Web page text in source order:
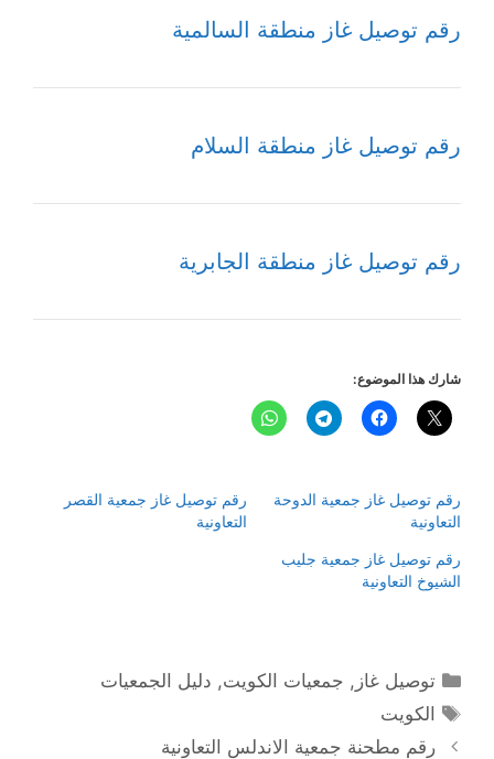
رقم توصيل غاز منطقة السالمية
رقم توصيل غاز منطقة السلام
رقم توصيل غاز منطقة الجابرية
شارك هذا الموضوع:
رقم توصيل غاز جمعية الدوحة
التعاونية
رقم توصيل غاز جمعية القصر
التعاونية
رقم توصيل غاز جمعية جليب
الشيوخ التعاونية
التصنيفات
توصيل غاز , جمعيات الكويت, دليل الجمعيات
الوسوم
الكويت
رقم مطحنة جمعية الاندلس التعاونية